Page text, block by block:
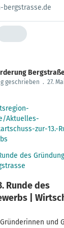
kostenfrei
bergstrasse.de
geschrieben . 27.
Aktuelles-
zur-13.-
Runde des
|
und